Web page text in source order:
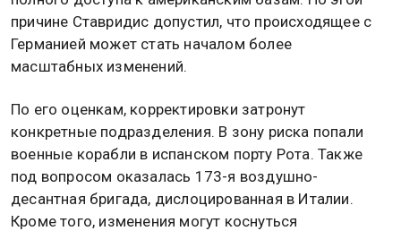
причине Ставридис допустил, что происходящее с
Германией может стать началом более
масштабных изменений.
По его оценкам, корректировки затронут
конкретные подразделения. В зону риска попали
военные корабли в испанском порту Рота. Также
под вопросом оказалась 173-я воздушно-
десантная бригада, дислоцированная в Италии.
Кроме того, изменения могут коснуться